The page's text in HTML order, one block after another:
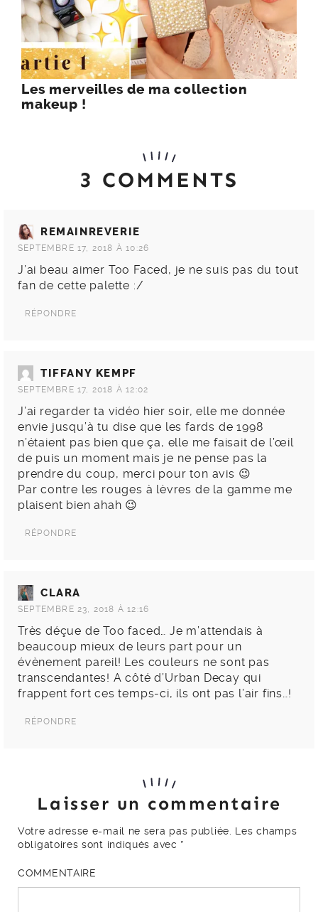
Les merveilles de ma collection
makeup !
3 COMMENTS
REMAINREVERIE
SEPTEMBRE 17, 2018 À 10:26
J’ai beau aimer Too Faced, je ne suis pas du tout
fan de cette palette :/
RÉPONDRE
TIFFANY KEMPF
SEPTEMBRE 17, 2018 À 12:02
J’ai regarder ta vidéo hier soir, elle me donnée
envie jusqu’à tu dise que les fards de 1998
n’étaient pas bien que ça, elle me faisait de l’œil
de puis un moment mais je ne pense pas la
prendre du coup, merci pour ton avis 😉
Par contre les rouges à lèvres de la gamme me
plaisent bien ahah 😉
RÉPONDRE
CLARA
SEPTEMBRE 23, 2018 À 12:16
Très déçue de Too faced… Je m’attendais à
beaucoup mieux de leurs part pour un
évènement pareil! Les couleurs ne sont pas
transcendantes! A côté d’Urban Decay qui
frappent fort ces temps-ci, ils ont pas l’air fins…!
RÉPONDRE
Laisser un commentaire
Votre adresse e-mail ne sera pas publiée. Les champs
obligatoires sont indiqués avec *
COMMENTAIRE